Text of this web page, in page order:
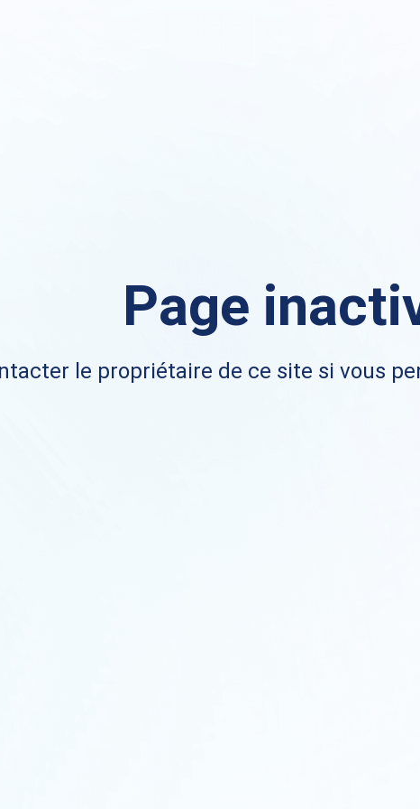
Page
le propriétaire de ce site si vous